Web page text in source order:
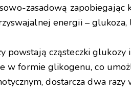
zasadową zapobiegając
energii – glukoza,
cząsteczki glukozy
w formie glikogenu, co
dostarcza dwa razy